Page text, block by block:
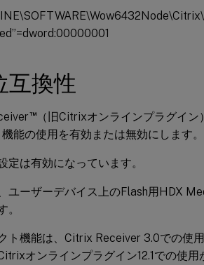
互換性
™（旧Citrixオンラインプラグイン
能の使用を有効または無効にします。
定は有効になっています。
ユーザーデバイス上のFlash用HDX
。
ト機能は、Citrix Receiver 3.0での使
オンラインプラグイン12.1での使